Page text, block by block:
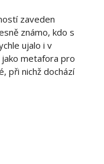
zaveden
známo, kdo s
ujalo i v
metafora pro
při nichž dochází